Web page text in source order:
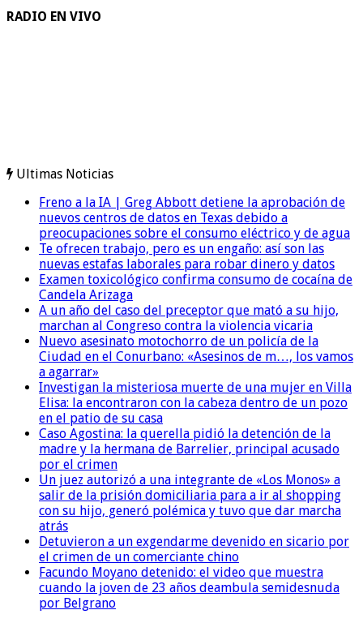
RADIO EN VIVO
Ultimas Noticias
Freno a la IA | Greg Abbott detiene la aprobación de
nuevos centros de datos en Texas debido a
preocupaciones sobre el consumo eléctrico y de agua
Te ofrecen trabajo, pero es un engaño: así son las
nuevas estafas laborales para robar dinero y datos
Examen toxicológico confirma consumo de cocaína de
Candela Arizaga
A un año del caso del preceptor que mató a su hijo,
marchan al Congreso contra la violencia vicaria
Nuevo asesinato motochorro de un policía de la
Ciudad en el Conurbano: «Asesinos de m…, los vamos
a agarrar»
Investigan la misteriosa muerte de una mujer en Villa
Elisa: la encontraron con la cabeza dentro de un pozo
en el patio de su casa
Caso Agostina: la querella pidió la detención de la
madre y la hermana de Barrelier, principal acusado
por el crimen
Un juez autorizó a una integrante de «Los Monos» a
salir de la prisión domiciliaria para a ir al shopping
con su hijo, generó polémica y tuvo que dar marcha
atrás
Detuvieron a un exgendarme devenido en sicario por
el crimen de un comerciante chino
Facundo Moyano detenido: el video que muestra
cuando la joven de 23 años deambula semidesnuda
por Belgrano